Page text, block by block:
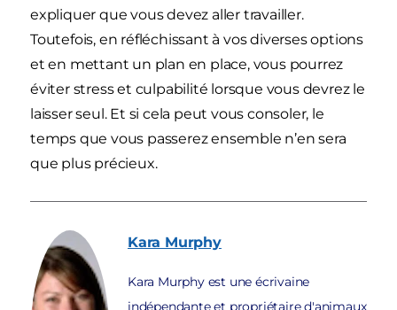
expliquer que vous devez aller travailler.
Toutefois, en réfléchissant à vos diverses options
et en mettant un plan en place, vous pourrez
éviter stress et culpabilité lorsque vous devrez le
laisser seul. Et si cela peut vous consoler, le
temps que vous passerez ensemble n’en sera
que plus précieux.
Kara Murphy
Kara Murphy est une écrivaine
indépendante et propriétaire d'animaux